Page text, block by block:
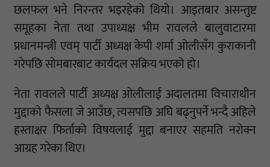
छलफल भने निरन्तर भइरहेको थियो। आइतबार असन्तुष्ट
समूहका नेता तथा उपाध्यक्ष भीम रावलले बालुवाटारमा
प्रधानमन्त्री एवम् पार्टी अध्यक्ष केपी शर्मा ओलीसँग कुराकानी
गरेपछि सोमबारबाट कार्यदल सक्रिय भएको हो।
नेता रावलले पार्टी अध्यक्ष ओलीलाई अदालतमा विचाराधीन
मुद्दाको फैसला जे आउँछ, त्यसपछि अघि बढ्नुपर्ने भन्दै अहिले
हस्ताक्षर फिर्ताको विषयलाई मुद्दा बनाएर सहमति नरोक्न
आग्रह गरेका थिए।